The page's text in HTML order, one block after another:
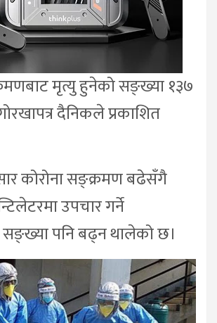
मृत्यु हुनेको सङ्ख्या १३७
दैनिकले प्रकाशित
कोरोना सङ्क्रमण बढेसँगै
उपचार गर्ने
पनि बढ्न थालेको छ।